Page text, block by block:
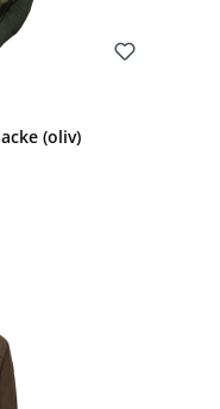
(oliv)